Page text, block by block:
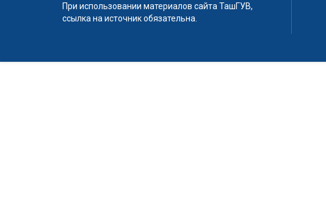
При использовании материалов сайта ТашГУВ,
ссылка на источник обязательна.